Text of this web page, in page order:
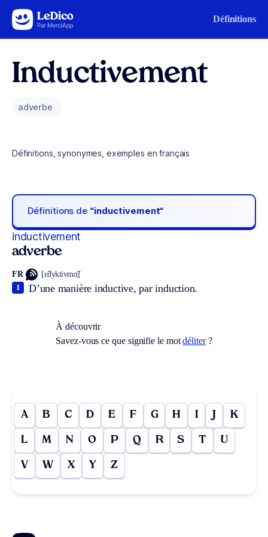
Aller au contenu Définitions
Inductivement
adverbe
Définitions, synonymes, exemples en français
Définitions de “inductivement“
inductivement
adverbe
FR [ɛ̃dyktivmɑ̃]
D’une manière inductive, par induction.
1
À découvrir
Savez-vous ce que signifie le motdéliter?
A B C D E F G H I J K
L M N O P Q R S T U
V W X Y Z